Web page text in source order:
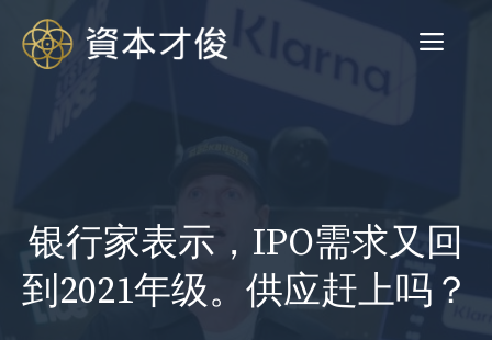
菜
银行家表示，IPO需求又回
到2021年级。供应赶上吗？